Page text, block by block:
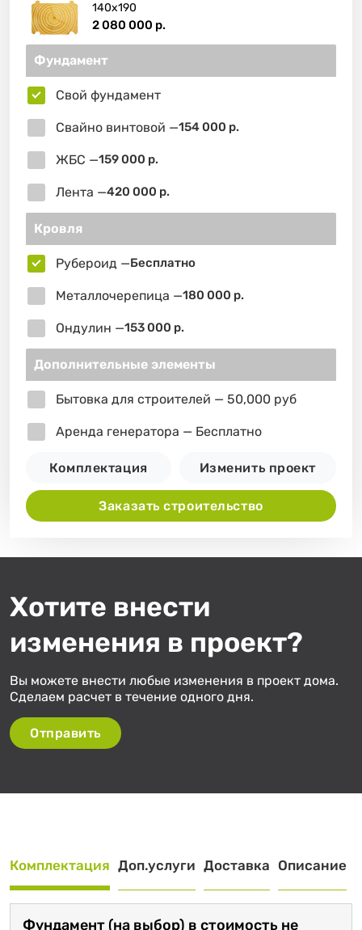
140х190
2 080 000 р.
Фундамент
Свой фундамент
Свайно винтовой —154 000 р.
ЖБС —159 000 р.
Лента —420 000 р.
Кровля
Рубероид —Бесплатно
Металлочерепица —180 000 р.
Ондулин —153 000 р.
Дополнительные элементы
Бытовка для строителей — 50,000 руб
Аренда генератора — Бесплатно
Комплектация Изменить проект
Заказать строительство
Хотите внести
изменения в проект?
Вы можете внести любые изменения в проект дома.
Сделаем расчет в течение одного дня.
Отправить
Комплектация Доп.услуги Доставка Описание
Фундамент (на выбор) в стоимость не